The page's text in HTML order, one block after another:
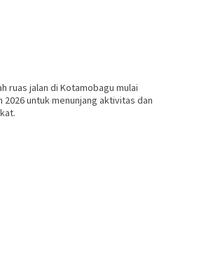
ruas jalan di Kotamobagu mulai
2026 untuk menunjang aktivitas dan